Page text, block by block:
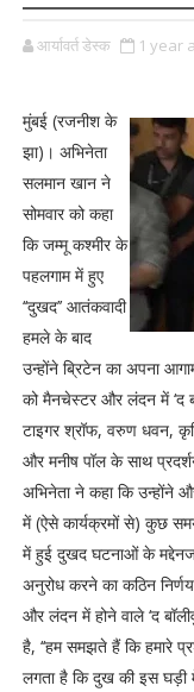
आर्यावर्त डेस्क 1 year
मुंबई (रजनीश के
झा)। अभिनेता
सलमान खान ने
सोमवार को कहा
कि जम्मू कश्मीर के
पहलगाम में हुए
‘‘दुखद’’ आतंकवादी
हमले के बाद
उन्होंने ब्रिटेन का अपना
को मैनचेस्टर और लंदन में ‘द
टाइगर श्रॉफ, वरुण धवन,
और मनीष पॉल के साथ
अभिनेता ने कहा कि उन्होंने
में (ऐसे कार्यक्रमों से) कुछ समय
में हुई दुखद घटनाओं के
अनुरोध करने का कठिन
और लंदन में होने वाले ‘द
है, ‘‘हम समझते हैं कि हमारे
लगता है कि दुख की इस